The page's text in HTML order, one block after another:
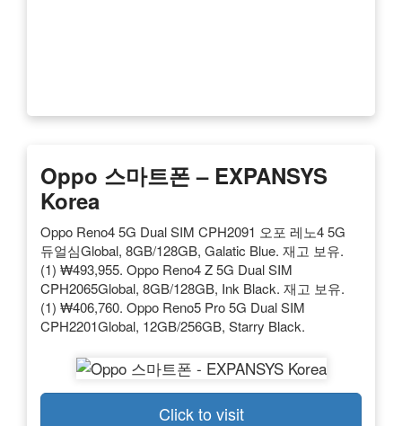
Oppo 스마트폰 – EXPANSYS
Korea
Oppo Reno4 5G Dual SIM CPH2091 오포 레노4 5G
듀얼심Global, 8GB/128GB, Galatic Blue. 재고 보유.
(1) ₩493,955. Oppo Reno4 Z 5G Dual SIM
CPH2065Global, 8GB/128GB, Ink Black. 재고 보유.
(1) ₩406,760. Oppo Reno5 Pro 5G Dual SIM
CPH2201Global, 12GB/256GB, Starry Black.
Click to visit